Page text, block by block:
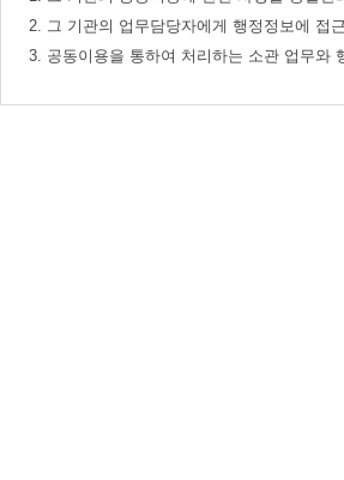
2. 그 기관의 업무담당자에게 행정정보에 접
3. 공동이용을 통하여 처리하는 소관 업무와